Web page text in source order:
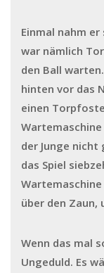
Einmal nahm
war nämlich
den Ball
hinten vor das
einen
der Junge
das Spiel
über den
Wenn das mal
Ungeduld. Es